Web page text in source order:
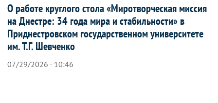
О работе круглого стола «Миротворческая миссия
на Днестре: 34 года мира и стабильности» в
Приднестровском государственном университете
им. Т.Г. Шевченко
07/29/2026 - 10:46